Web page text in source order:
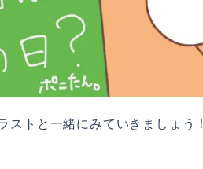
ストと一緒にみていきましょう！